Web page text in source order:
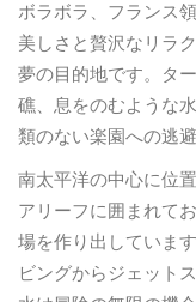
ボラボラ、フランス
美しさと贅沢なリラ
夢の目的地です。タ
礁、息をのむような
類のない楽園への逃
南太平洋の中心に位
アリーフに囲まれて
場を作り出していま
ビングからジェット